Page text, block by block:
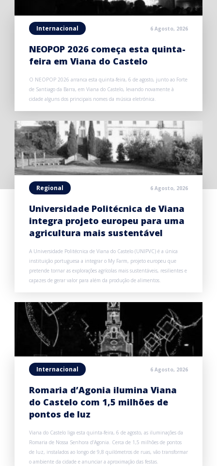
Internacional 6 Agosto, 2026
NEOPOP 2026 começa esta quinta-
feira em Viana do Castelo
O NEOPOP 2026 arranca esta quinta-feira, 6 de agosto, junto ao Forte
de Santiago da Barra, em Viana do Castelo, levando novamente à
cidade alguns dos principais nomes da música eletrónica.
Regional 6 Agosto, 2026
Universidade Politécnica de Viana
integra projeto europeu para uma
agricultura mais sustentável
A Universidade Politécnica de Viana do Castelo (UNIPVC) é a única
instituição portuguesa a integrar o My Farm, projeto europeu que
pretende tornar as explorações agrícolas mais sustentáveis, resilientes e
capazes de gerar valor para além da produção de alimentos.
Internacional 6 Agosto, 2026
Romaria d’Agonia ilumina Viana
do Castelo com 1,5 milhões de
pontos de luz
Viana do Castelo liga esta quinta-feira, 6 de agosto, as iluminações da
Romaria de Nossa Senhora d’Agonia. Cerca de 1,5 milhões de pontos
de luz, instalados ao longo de 9,8 quilómetros de ruas, vão transformar
o ambiente da cidade e anunciar a aproximação das festas.